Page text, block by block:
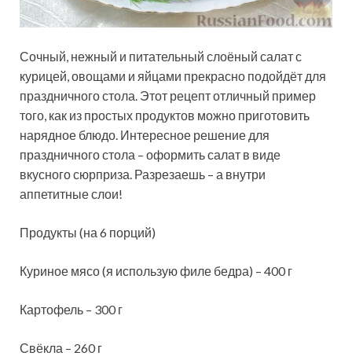
Сочный, нежный и питательный слоёный салат с
курицей, овощами и яйцами прекрасно подойдёт для
праздничного стола. Этот рецепт отличный пример
того, как из простых продуктов можно приготовить
нарядное блюдо. Интересное решение для
праздничного стола – оформить салат в виде
вкусного сюрприза. Разрезаешь – а внутри
аппетитные слои!
Продукты (на 6 порций)
Куриное мясо (я использую филе бедра) – 400 г
Картофель – 300 г
Свёкла – 260 г